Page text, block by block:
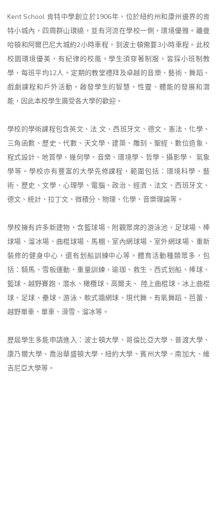
Kent School 肯特中學創立於1906年，位於紐約州和康州邊界的肯
特小城內，四周群山環繞，並有河流在學校一側，環境優雅。離曼
哈頓和阿爾巴尼大城約2小時車程，到波士頓需要3小時車程。此校
校園環境優美，有紀律的校風，學生須穿著制服，皆採小班制教
學，每班平均12人。定期的教堂禮拜及卓越的音樂、藝術、舞蹈、
戲劇課程和戶外活動，啟發學生的智慧、性靈、體能的發展和潛
能，因此本校學生廣受各大學的歡迎。
學校的學術課程包含英文、法 文、西班牙文、德文、憲法、化學、
三角函數、歷史、代數、天文學、建築、雕刻、聖經、數位造象、
程式設計、地質學、幾何學、音樂、環境學、哲學、攝影學、 氣象
學等。學校亦有豐富的大學先修課程，範圍包括：環境科學、藝
術、歷史、文學、心理學、電腦、政治、經濟、法文、西班牙文、
德文、統計、拉丁文、微積分、物理、化學、音樂理論等。
學校擁有許多新建物，含籃球場、附觀眾席的游泳池、足球場、棒
球場、溜冰場、曲棍球場、馬棚、室內網球場、室外網球場、重新
裝修的健身中心，還有划船訓練中心等。體育活動種類眾多，包
括：騎馬、雪板運動、重量訓練、瑜珈、救生、西式划船、棒球、
籃球、越野賽跑、潛水、橄欖球、高爾夫、 陸上曲棍球、冰上曲棍
球、足球、壘球、游泳、軟式牆網球、現代舞、有氧舞蹈、芭蕾、
越野單車、單車、滑雪、溜冰等。
歷屆學生多能申請進入：波士頓大學、哥倫比亞大學、普渡大學、
康乃爾大學、喬治華盛頓大學、紐約大學、賓州大學、南加大、維
吉尼亞大學等。